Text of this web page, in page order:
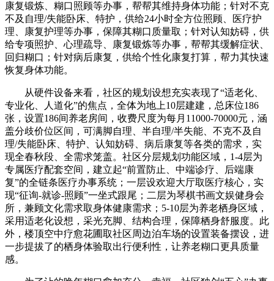
康复锻炼、糊口照顾等办事，帮帮其维持身体功能；针对不克
不及自理/失能卧床、特护，供给24小时全方位照顾、医疗护
理、康复护理等办事，保障其糊口质量取；针对认知妨碍，供
给专项照护、心理疏导、康复锻炼等办事，帮帮其缓解症状、
回归糊口；针对病后康复，供给个性化康复打算，帮力其快速
恢复身体功能。
从硬件设备来看，社区的规划设想充实表现了“适老化、
专业化、人道化”的焦点，全体为地上10层建建，总床位186
张，设置186间养老房间，收费尺度为每月11000-70000元，涵
盖分歧价位区间，可满脚自理、半自理/半失能、不克不及自
理/失能卧床、特护、认知妨碍、病后康复等各类的需求，实
现全春秋段、全需求笼盖。社区分层规划功能区域，1-4层为
专属医疗配套空间，建立起“前置防止、中端诊疗、后端康
复”的全链条医疗办事系统；一层设欢迎大厅取医疗核心，实
现“征询-就诊-照顾”一坐式跟尾；二层为琴棋书画文娱健身会
所，兼顾文化需求取身体健康需求；5-10层为养老栖身区域，
采用适老化设想，采光充脚、结构合理，保障栖身舒服度。此
外，楼顶空中疗愈花圃取社区周边泊车场的设置装备摆设，进
一步提拔了的栖身体验取出行便利性，让养老糊口更具质量
感。